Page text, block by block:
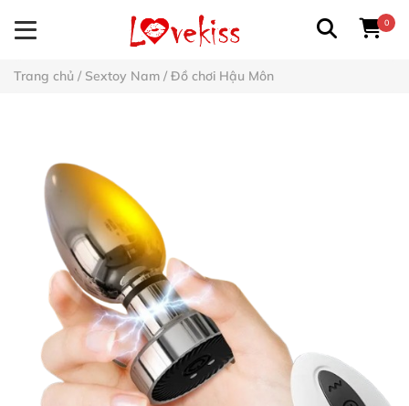
0
Trang chủ / Sextoy Nam / Đồ chơi Hậu Môn